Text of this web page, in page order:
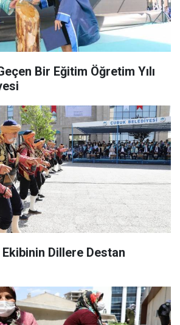
Bir Eğitim Öğretim Yılı
Dillere Destan